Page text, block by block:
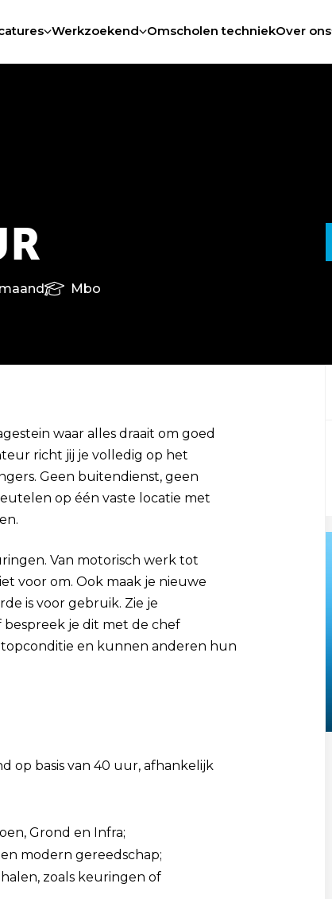
Werkzoekend Omscholen techniekOver ons
Mbo
Direct solliciteren
waar alles draait om goed
richt jij je volledig op het
Geen buitendienst, geen
op één vaste locatie met
Van motorisch werk tot
voor om. Ook maak je nieuwe
is voor gebruik. Zie je
je dit met de chef
en kunnen anderen hun
op basis van 40 uur, afhankelijk
Grond en Infra;
modern gereedschap;
zoals keuringen of